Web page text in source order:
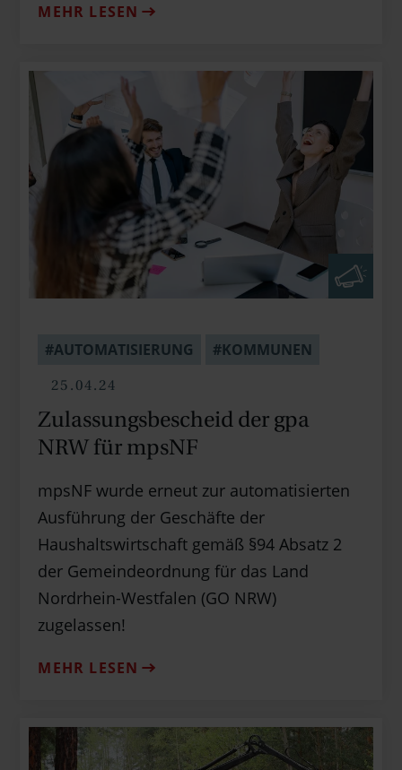
MEHR LESEN
#AUTOMATISIERUNG #KOMMUNEN
25.04.24
Zulassungs­bescheid der gpa
NRW für mpsNF
mpsNF wurde erneut zur automatisierten
Ausführung der Geschäfte der
Haushaltswirtschaft gemäß §94 Absatz 2
der Gemeindeordnung für das Land
Nordrhein-Westfalen (GO NRW)
zugelassen!
MEHR LESEN